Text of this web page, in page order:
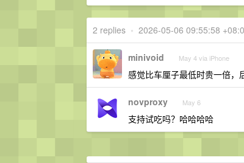
2 replies • 2026-05-06 09:55:58
minivoid May 4 via iPhone
感觉比车厘子最低时贵一倍，
novproxy May 6
支持试吃吗？哈哈哈哈